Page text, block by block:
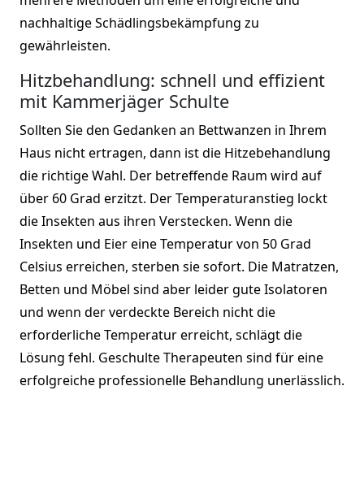
nachhaltige Schädlingsbekämpfung zu
gewährleisten.
Hitzbehandlung: schnell und effizient
mit Kammerjäger Schulte
Sollten Sie den Gedanken an Bettwanzen in Ihrem
Haus nicht ertragen, dann ist die Hitzebehandlung
die richtige Wahl. Der betreffende Raum wird auf
über 60 Grad erzitzt. Der Temperaturanstieg lockt
die Insekten aus ihren Verstecken. Wenn die
Insekten und Eier eine Temperatur von 50 Grad
Celsius erreichen, sterben sie sofort. Die Matratzen,
Betten und Möbel sind aber leider gute Isolatoren
und wenn der verdeckte Bereich nicht die
erforderliche Temperatur erreicht, schlägt die
Lösung fehl. Geschulte Therapeuten sind für eine
erfolgreiche professionelle Behandlung unerlässlich.